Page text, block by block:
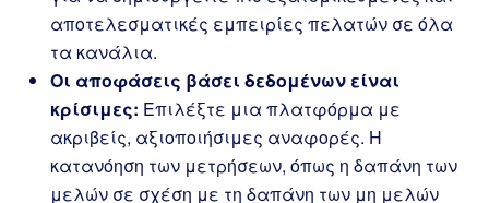
αποτελεσματικές εμπειρίες πελατών σε όλα
τα κανάλια.
Οι αποφάσεις βάσει δεδομένων είναι
κρίσιμες: Επιλέξτε μια πλατφόρμα με
ακριβείς, αξιοποιήσιμες αναφορές. Η
κατανόηση των μετρήσεων, όπως η δαπάνη των
μελών σε σχέση με τη δαπάνη των μη μελών